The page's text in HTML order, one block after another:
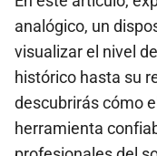
analógico, un
visualizar el nivel
histórico hasta su
descubrirás cómo
herramienta